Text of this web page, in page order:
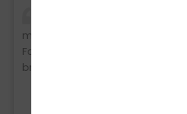
macht eine gute ausführliche
Fahrlehrerin kann ich Katharina
bringt ein alles sehr gut bei.
Lara